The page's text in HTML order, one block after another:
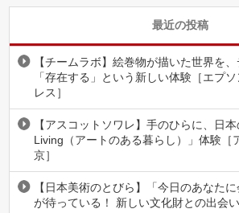
最近の投稿
【チームラボ】絵巻物が描いた世界を、
「存在する」という新しい体験［エプ
レス］
【アスコットソワレ】手のひらに、日
Living（アートのある暮らし）」体験［
京］
【日本美術のとびら】「今日のあなたに
が待っている！ 新しい文化財との出会